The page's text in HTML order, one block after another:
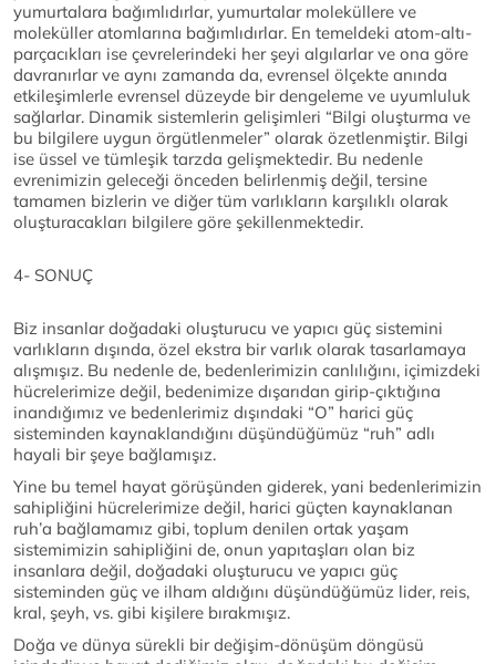
yumurtalara bağımlıdırlar, yumurtalar moleküllere ve
moleküller atomlarına bağımlıdırlar. En temeldeki atom-altı-
parçacıkları ise çevrelerindeki her şeyi algılarlar ve ona göre
davranırlar ve aynı zamanda da, evrensel ölçekte anında
etkileşimlerle evrensel düzeyde bir dengeleme ve uyumluluk
sağlarlar. Dinamik sistemlerin gelişimleri “Bilgi oluşturma ve
bu bilgilere uygun örgütlenmeler” olarak özetlenmiştir. Bilgi
ise üssel ve tümleşik tarzda gelişmektedir. Bu nedenle
evrenimizin geleceği önceden belirlenmiş değil, tersine
tamamen bizlerin ve diğer tüm varlıkların karşılıklı olarak
oluşturacakları bilgilere göre şekillenmektedir.
4- SONUÇ
Biz insanlar doğadaki oluşturucu ve yapıcı güç sistemini
varlıkların dışında, özel ekstra bir varlık olarak tasarlamaya
alışmışız. Bu nedenle de, bedenlerimizin canlılığını, içimizdeki
hücrelerimize değil, bedenimize dışarıdan girip-çıktığına
inandığımız ve bedenlerimiz dışındaki “O” harici güç
sisteminden kaynaklandığını düşündüğümüz “ruh” adlı
hayali bir şeye bağlamışız.
Yine bu temel hayat görüşünden giderek, yani bedenlerimizin
sahipliğini hücrelerimize değil, harici güçten kaynaklanan
ruh’a bağlamamız gibi, toplum denilen ortak yaşam
sistemimizin sahipliğini de, onun yapıtaşları olan biz
insanlara değil, doğadaki oluşturucu ve yapıcı güç
sisteminden güç ve ilham aldığını düşündüğümüz lider, reis,
kral, şeyh, vs. gibi kişilere bırakmışız.
Doğa ve dünya sürekli bir değişim-dönüşüm döngüsü